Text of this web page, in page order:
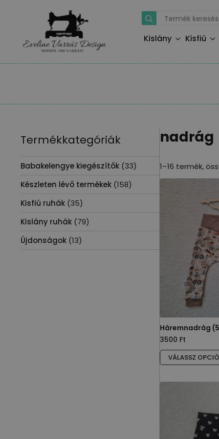
Search
for:
Kislány Kisfiú
Termékkategóriák
Babakelengye kiegészítők (33)
Készleten lévő termékek (158)
Kisfiú ruhák (35)
Kislány ruhák (79)
Újdonságok (13)
nadrág
1–16 termék,
Háremnadrág
3500 Ft
VÁLASSZ
Ennek
a
terméknek
több
variációja
van.
A
változatok